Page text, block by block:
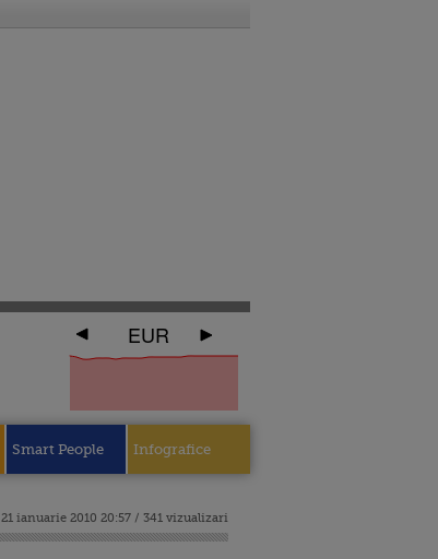
EUR
Smart People Infografice
21 ianuarie 2010 20:57 / 341 vizualizari